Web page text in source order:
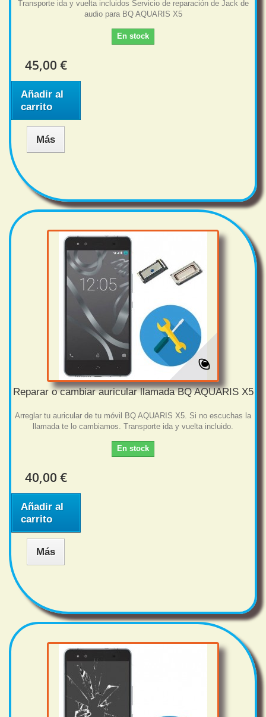
Transporte ida y vuelta incluidos Servicio de reparación de Jack de
audio para BQ AQUARIS X5
En stock
45,00 €
Añadir al
carrito
Más
Reparar o cambiar auricular llamada BQ AQUARIS X5
Arreglar tu auricular de tu móvil BQ AQUARIS X5. Si no escuchas la
llamada te lo cambiamos. Transporte ida y vuelta incluido.
En stock
40,00 €
Añadir al
carrito
Más